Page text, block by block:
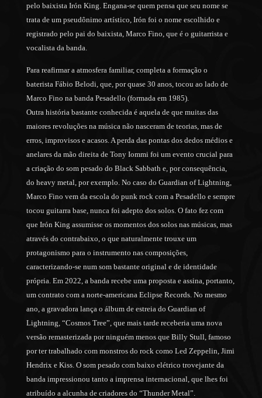
pelo baixista Irón King. Engana-se quem pensa que seu nome se
trata de um pseudônimo artístico, Irón foi o nome escolhido e
registrado pelo pai do baixista, Marco Fino, que é o guitarrista e
vocalista da banda.
Para reafirmar a atmosfera familiar, completa a formação o
baterista Fábio Belodi, que, por quase 30 anos, tocou ao lado de
Marco Fino na banda Pesadello (formada em 1985).
Outra história bastante conhecida é aquela de que muitas das
maiores revoluções na música não nasceram de teorias, mas de
erros, improvisos e acasos. A perda das pontas dos dedos médios e
anelares da mão direita de Tony Iommi foi um evento crucial para
a criação do som pesado do Black Sabbath e, por consequência,
do heavy metal, por exemplo. No caso do Guardian of Lightning,
Marco Fino vem da escola do punk rock com a Pesadello e sempre
tocou guitarra base, nunca foi adepto dos solos. O fato fez com
que Irón King assumisse os momentos dos solos nas músicas, mas
através do contrabaixo, o que naturalmente trouxe um
protagonismo para o instrumento nas composições,
caracterizando-se num som bastante original e de identidade
própria. Em 2022, a banda recebe uma proposta e assina, portanto,
um contrato com a norte-americana Eclipse Records. No mesmo
ano, a gravadora lança o álbum de estreia do Guardian of
Lightning, “Cosmos Tree”, que mais tarde receberia uma nova
versão remasterizada por ninguém menos que Billy Stull, famoso
por ter trabalhado com monstros do rock como Led Zeppelin, Jimi
Hendrix e Kiss. O som pesado com baixo elétrico trovejante da
banda impressionou tanto a imprensa internacional, que lhes foi
atribuído a alcunha de criadores do “Thunder Metal”.